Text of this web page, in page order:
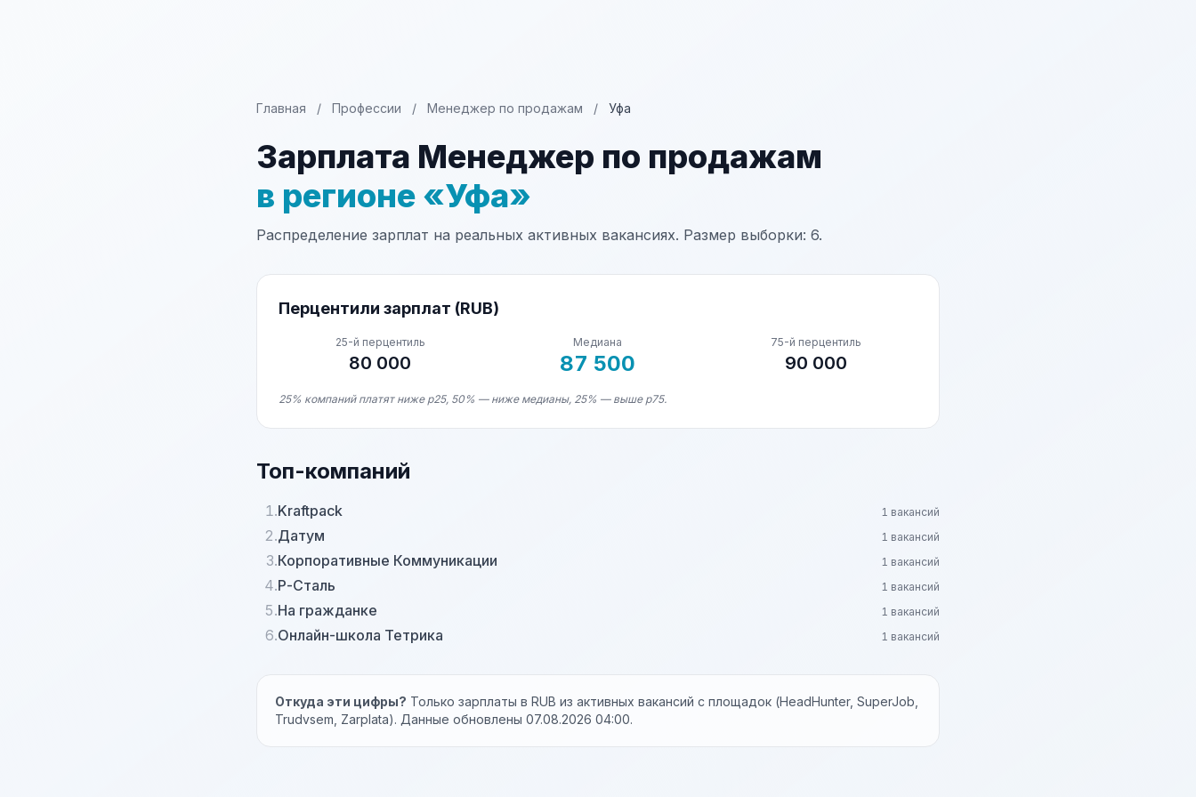
Главная / Профессии / Менеджер по продажам / Уфа
Зарплата Менеджер по продажам
в регионе «Уфа»
Распределение зарплат на реальных активных вакансиях. Размер выборки: 6.
Перцентили зарплат (RUB)
25-й перцентиль
80 000
Медиана
87 500
75-й перцентиль
90 000
25% компаний платят ниже p25, 50% — ниже медианы, 25% — выше p75.
Топ-компаний
1.Kraftpack 1 вакансий
2.Датум 1 вакансий
3.Корпоративные Коммуникации 1 вакансий
4.Р-Сталь 1 вакансий
5.На гражданке 1 вакансий
6.Онлайн-школа Тетрика 1 вакансий
Откуда эти цифры? Только зарплаты в RUB из активных вакансий с площадок (HeadHunter, SuperJob,
Trudvsem, Zarplata). Данные обновлены 07.08.2026 04:00.